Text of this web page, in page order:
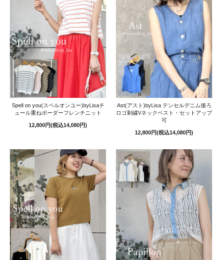
Spell on you(スペルオンユー)byLisaチ
ュール重ねボーダーフレンチニット
12,800円(税込14,080円)
Ast(アスト)byLisa テンセルデニム後ろ
ロゴ刺繍Vネックベスト・セットアップ
可
12,800円(税込14,080円)